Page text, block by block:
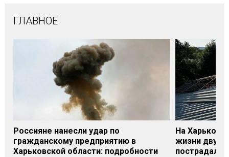
ГЛАВНОЕ
Россияне нанесли удар по
гражданскому предприятию в
Харьковской области: подробности
На
жизни двух
пострадали